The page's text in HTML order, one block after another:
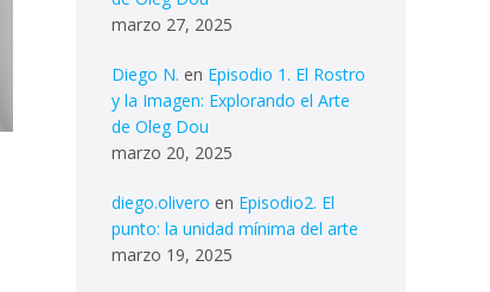
marzo 27, 2025
Diego N. en Episodio 1. El Rostro
y la Imagen: Explorando el Arte
de Oleg Dou
marzo 20, 2025
diego.olivero en Episodio2. El
punto: la unidad mínima del arte
marzo 19, 2025